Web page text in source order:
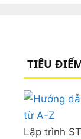
TIÊU
Lập trình